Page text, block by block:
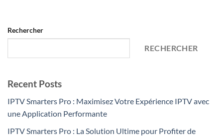
Rechercher
RECHERCHER
Recent Posts
IPTV Smarters Pro : Maximisez Votre Expérience IPTV avec
une Application Performante
IPTV Smarters Pro : La Solution Ultime pour Profiter de